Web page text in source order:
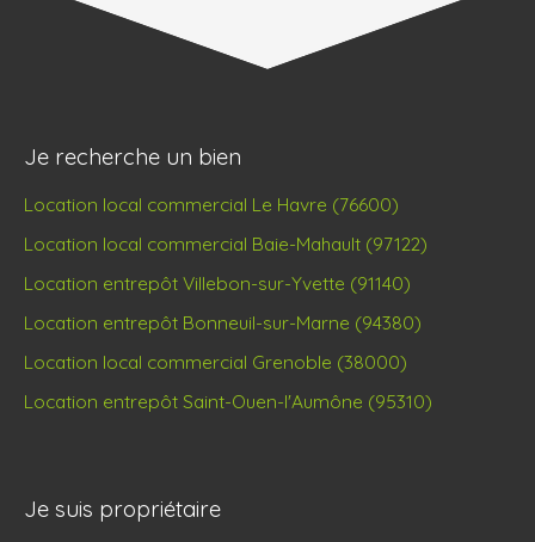
Je recherche un bien
Location local commercial Le Havre (76600)
Location local commercial Baie-Mahault (97122)
Location entrepôt Villebon-sur-Yvette (91140)
Location entrepôt Bonneuil-sur-Marne (94380)
Location local commercial Grenoble (38000)
Location entrepôt Saint-Ouen-l'Aumône (95310)
Je suis propriétaire